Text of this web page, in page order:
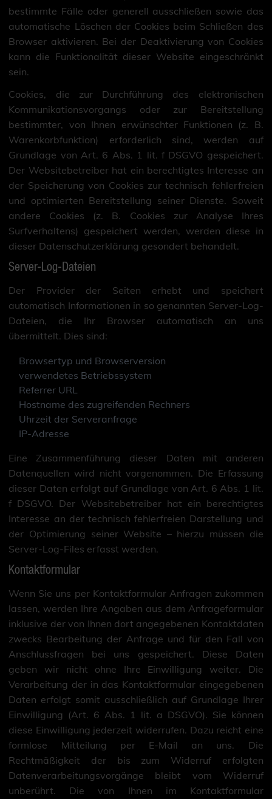
bestimmte Fälle oder generell ausschließen sowie das
automatische Löschen der Cookies beim Schließen des
Browser aktivieren. Bei der Deaktivierung von Cookies
kann die Funktionalität dieser Website eingeschränkt
sein.
Cookies, die zur Durchführung des elektronischen
Kommunikationsvorgangs oder zur Bereitstellung
bestimmter, von Ihnen erwünschter Funktionen (z. B.
Warenkorbfunktion) erforderlich sind, werden auf
Grundlage von Art. 6 Abs. 1 lit. f DSGVO gespeichert.
Der Websitebetreiber hat ein berechtigtes Interesse an
der Speicherung von Cookies zur technisch fehlerfreien
und optimierten Bereitstellung seiner Dienste. Soweit
andere Cookies (z. B. Cookies zur Analyse Ihres
Surfverhaltens) gespeichert werden, werden diese in
dieser Datenschutzerklärung gesondert behandelt.
Server-Log-Dateien
Der Provider der Seiten erhebt und speichert
automatisch Informationen in so genannten Server-Log-
Dateien, die Ihr Browser automatisch an uns
übermittelt. Dies sind:
Browsertyp und Browserversion
verwendetes Betriebssystem
Referrer URL
Hostname des zugreifenden Rechners
Uhrzeit der Serveranfrage
IP-Adresse
Eine Zusammenführung dieser Daten mit anderen
Datenquellen wird nicht vorgenommen. Die Erfassung
dieser Daten erfolgt auf Grundlage von Art. 6 Abs. 1 lit.
f DSGVO. Der Websitebetreiber hat ein berechtigtes
Interesse an der technisch fehlerfreien Darstellung und
der Optimierung seiner Website – hierzu müssen die
Server-Log-Files erfasst werden.
Kontaktformular
Wenn Sie uns per Kontaktformular Anfragen zukommen
lassen, werden Ihre Angaben aus dem Anfrageformular
inklusive der von Ihnen dort angegebenen Kontaktdaten
zwecks Bearbeitung der Anfrage und für den Fall von
Anschlussfragen bei uns gespeichert. Diese Daten
geben wir nicht ohne Ihre Einwilligung weiter. Die
Verarbeitung der in das Kontaktformular eingegebenen
Daten erfolgt somit ausschließlich auf Grundlage Ihrer
Einwilligung (Art. 6 Abs. 1 lit. a DSGVO). Sie können
diese Einwilligung jederzeit widerrufen. Dazu reicht eine
formlose Mitteilung per E-Mail an uns. Die
Rechtmäßigkeit der bis zum Widerruf erfolgten
Datenverarbeitungsvorgänge bleibt vom Widerruf
unberührt. Die von Ihnen im Kontaktformular